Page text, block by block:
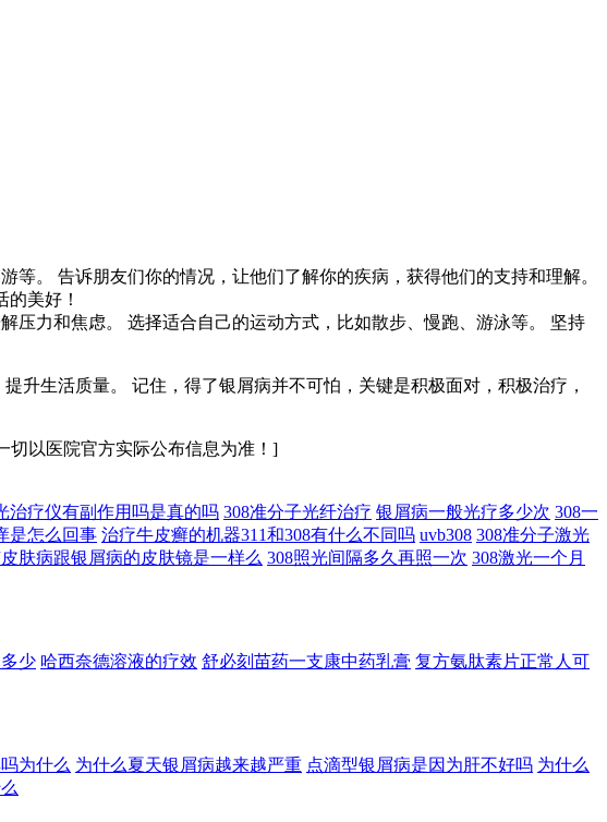
。 告诉朋友们你的情况，让他们了解你的疾病，获得他们的支持和理解。
美好！
压力和焦虑。 选择适合自己的运动方式，比如散步、慢跑、游泳等。 坚持
升生活质量。 记住，得了银屑病并不可怕，关键是积极面对，积极治疗，
切以医院官方实际公布信息为准！]
治疗仪有副作用吗是真的吗 308准分子光纤治疗 银屑病一般光疗多少次 308一
是怎么回事 治疗牛皮癣的机器311和308有什么不同吗 uvb308 308准分子激光
肤病跟银屑病的皮肤镜是一样么 308照光间隔多久再照一次 308激光一个月
少 哈西奈德溶液的疗效 舒必刻苗药一支康中药乳膏 复方氨肽素片正常人可
为什么 为什么夏天银屑病越来越严重 点滴型银屑病是因为肝不好吗 为什么